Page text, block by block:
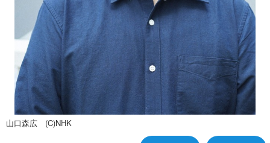
山口森広 (C)NHK